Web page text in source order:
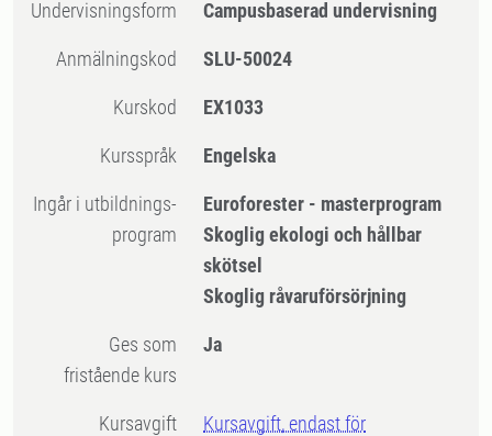
Undervisningsform Campusbaserad undervisning
Anmälningskod SLU-50024
Kurskod EX1033
Kursspråk Engelska
Ingår i utbildnings-
program
Euroforester - masterprogram
Skoglig ekologi och hållbar
skötsel
Skoglig råvaruförsörjning
Ges som
fristående kurs
Ja
Kursavgift
Kursavgift, endast för